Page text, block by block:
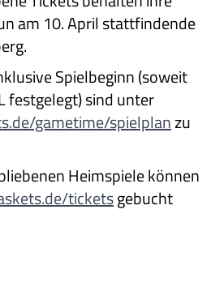
am 10. April stattfindende
Spielbeginn (soweit
festgelegt) sind unter
gametime/spielplanzu
Heimspiele können
ticketsgebucht